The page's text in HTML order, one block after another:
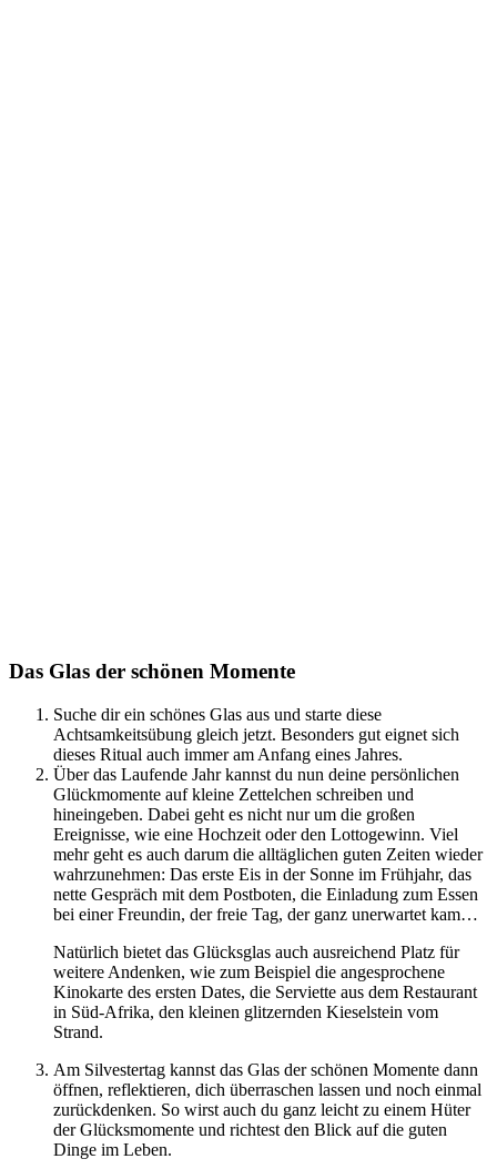
Das Glas der schönen Momente
Suche dir ein schönes Glas aus und starte diese
Achtsamkeitsübung gleich jetzt. Besonders gut eignet sich
dieses Ritual auch immer am Anfang eines Jahres.
Über das Laufende Jahr kannst du nun deine persönlichen
Glückmomente auf kleine Zettelchen schreiben und
hineingeben. Dabei geht es nicht nur um die großen
Ereignisse, wie eine Hochzeit oder den Lottogewinn. Viel
mehr geht es auch darum die alltäglichen guten Zeiten wieder
wahrzunehmen: Das erste Eis in der Sonne im Frühjahr, das
nette Gespräch mit dem Postboten, die Einladung zum Essen
bei einer Freundin, der freie Tag, der ganz unerwartet kam…
Natürlich bietet das Glücksglas auch ausreichend Platz für
weitere Andenken, wie zum Beispiel die angesprochene
Kinokarte des ersten Dates, die Serviette aus dem Restaurant
in Süd-Afrika, den kleinen glitzernden Kieselstein vom
Strand.
Am Silvestertag kannst das Glas der schönen Momente dann
öffnen, reflektieren, dich überraschen lassen und noch einmal
zurückdenken. So wirst auch du ganz leicht zu einem Hüter
der Glücksmomente und richtest den Blick auf die guten
Dinge im Leben.